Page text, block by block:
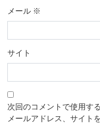
メール ※
サイト
次回のコメントで使用す
メールアドレス、サイト